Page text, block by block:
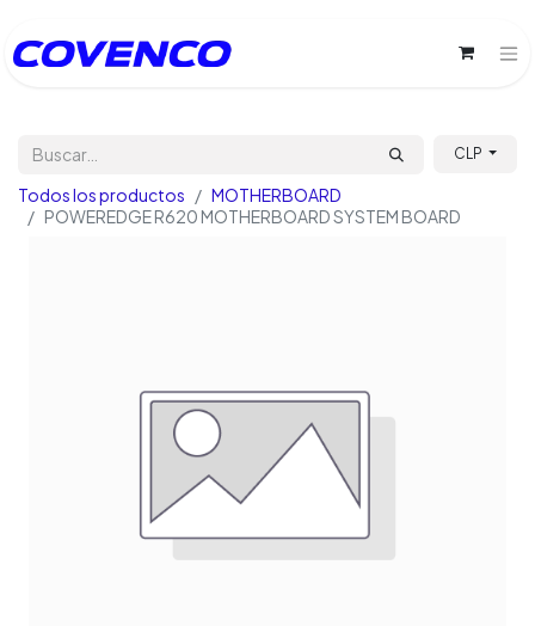
CLP
Todos los productos
MOTHERBOARD
POWEREDGE R620 MOTHERBOARD SYSTEM BOARD